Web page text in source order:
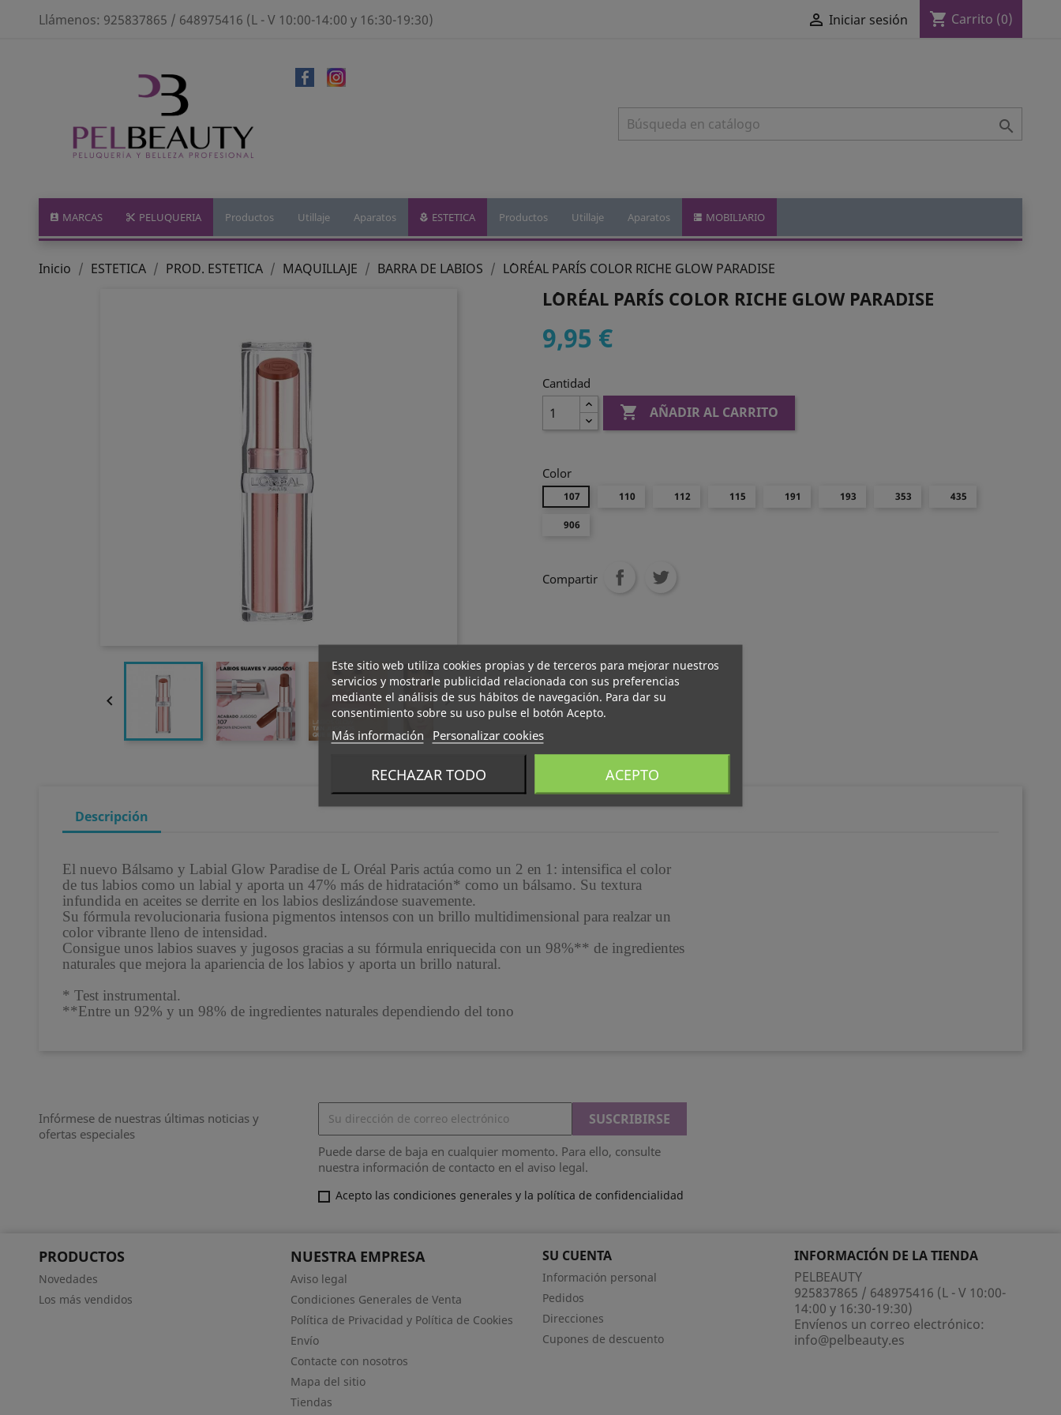
Llámenos: 925837865 / 648975416 (L - V 10:00-14:00 y 16:30-19:30)  Iniciar sesión shopping_cart Carrito (0)

MARCAS PELUQUERIA Productos Utillaje Aparatos ESTETICA Productos Utillaje Aparatos MOBILIARIO
Inicio ESTETICA PROD. ESTETICA MAQUILLAJE BARRA DE LABIOS L´ORÉAL PARÍS COLOR RICHE GLOW PARADISE
 
L´ORÉAL PARÍS COLOR RICHE GLOW PARADISE
9,95 €
Cantidad
 AÑADIR AL CARRITO
Color
107 110 112 115 191 193 353 435
906
Compartir
Descripción
El nuevo Bálsamo y Labial Glow Paradise de L Oréal Paris actúa como un 2 en 1: intensifica el color
de tus labios como un labial y aporta un 47% más de hidratación* como un bálsamo. Su textura
infundida en aceites se derrite en los labios deslizándose suavemente.
Su fórmula revolucionaria fusiona pigmentos intensos con un brillo multidimensional para realzar un
color vibrante lleno de intensidad.
Consigue unos labios suaves y jugosos gracias a su fórmula enriquecida con un 98%** de ingredientes
naturales que mejora la apariencia de los labios y aporta un brillo natural.
* Test instrumental.
**Entre un 92% y un 98% de ingredientes naturales dependiendo del tono
Infórmese de nuestras últimas noticias y
ofertas especiales
Puede darse de baja en cualquier momento. Para ello, consulte
nuestra información de contacto en el aviso legal.
Acepto las condiciones generales y la política de confidencialidad
PRODUCTOS
Novedades
Los más vendidos
NUESTRA EMPRESA
Aviso legal
Condiciones Generales de Venta
Política de Privacidad y Política de Cookies
Envío
Contacte con nosotros
Mapa del sitio
Tiendas
SU CUENTA
Información personal
Pedidos
Direcciones
Cupones de descuento
INFORMACIÓN DE LA TIENDA
PELBEAUTY
925837865 / 648975416 (L - V 10:00-
14:00 y 16:30-19:30)
Envíenos un correo electrónico:
info@pelbeauty.es
Este sitio web utiliza cookies propias y de terceros para mejorar nuestros
servicios y mostrarle publicidad relacionada con sus preferencias
mediante el análisis de sus hábitos de navegación. Para dar su
consentimiento sobre su uso pulse el botón Acepto.
Más información Personalizar cookies
RECHAZAR TODO ACEPTO